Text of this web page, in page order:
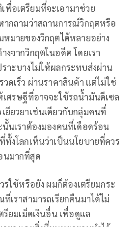
อเตรียมที่จะเอามาช่วย
ากถามว่าสถานการณ์วิกฤตหรือ
มายของวิกฤตได้หลายอย่าง
งจากวิกฤตในอดีต โดยเรา
าะบางไม่ให้ผลกระทบส่งผ่าน
ดเร็ว ผ่านราคาสินค้า แต่ไม่ใช่
เศรษฐีที่อาจจะใช้รถน้ำมันดีเซล
ยียวยาเช่นเดียวกับกลุ่มคนที่
นั้นเราต้องมองคนที่เดือดร้อน
ทั้งโลกเห็นว่าเป็นนโยบายที่ควร
นมากที่สุด
รใช้หรือยัง ผมก็ต้องเตรียมกระ
เราสามารถเรียกคืนมาได้ไม่
รียมเม็ดเงินอื่น เพื่อดูแล